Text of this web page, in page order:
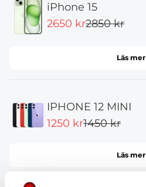
iPhone 15
2650 kr2850 kr
Läs mer
IPHONE 12 MINI
1250 kr1450 kr
Läs mer